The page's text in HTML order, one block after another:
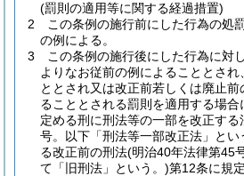
(罰則の適用等に関する経過措置)
2
この条例の施行前にした行為の処
の例による。
3
この条例の施行後にした行為に対
よりなお従前の例によることとされ
ととされ又は改正前若しくは廃止前
ることとされる罰則を適用する場合
定める刑に刑法等の一部を改正する
号。以下「刑法等一部改正法」とい
る改正前の刑法(明治40年法律第45
て「旧刑法」という。)第12条に規